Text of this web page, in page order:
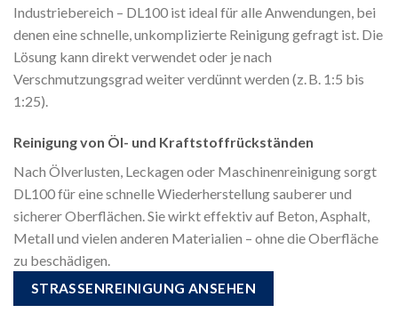
Industriebereich – DL100 ist ideal für alle Anwendungen, bei
denen eine schnelle, unkomplizierte Reinigung gefragt ist. Die
Lösung kann direkt verwendet oder je nach
Verschmutzungsgrad weiter verdünnt werden (z. B. 1:5 bis
1:25).
Reinigung von Öl- und Kraftstoffrückständen
Nach Ölverlusten, Leckagen oder Maschinenreinigung sorgt
DL100 für eine schnelle Wiederherstellung sauberer und
sicherer Oberflächen. Sie wirkt effektiv auf Beton, Asphalt,
Metall und vielen anderen Materialien – ohne die Oberfläche
zu beschädigen.
STRASSENREINIGUNG ANSEHEN